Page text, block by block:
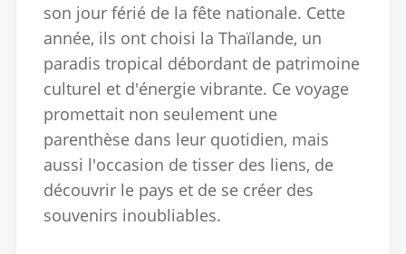
son jour férié de la fête nationale. Cette
année, ils ont choisi la Thaïlande, un
paradis tropical débordant de patrimoine
culturel et d'énergie vibrante. Ce voyage
promettait non seulement une
parenthèse dans leur quotidien, mais
aussi l'occasion de tisser des liens, de
découvrir le pays et de se créer des
souvenirs inoubliables.